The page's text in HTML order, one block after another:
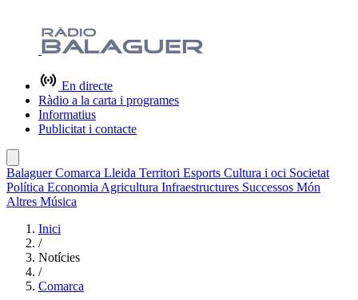
En directe
Ràdio a la carta i programes
Informatius
Publicitat i contacte
BalaguerComarca Lleida Territori Esports Cultura i oci Societat
Política Economia Agricultura Infraestructures Successos Món
Altres Música
Inici
/
Notícies
/
Comarca